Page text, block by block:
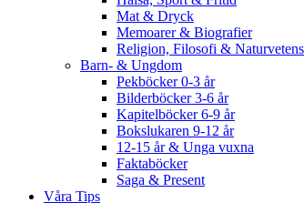
Mat & Dryck
Memoarer & Biografier
Religion, Filosofi &
Barn- & Ungdom
Pekböcker 0-3 år
Bilderböcker 3-6 år
Kapitelböcker 6-9 år
Bokslukaren 9-12 år
12-15 år & Unga vuxna
Faktaböcker
Saga & Present
Våra Tips